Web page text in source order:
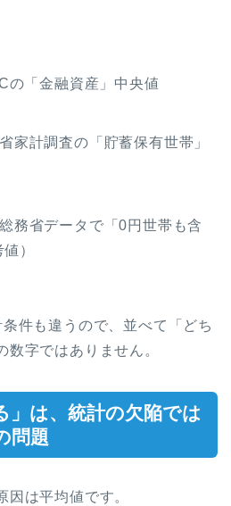
の「金融資産」中央値
家計調査の「貯蓄保有世帯」
務省データで「0円世帯も含
）
件も違うので、並べて「どち
数字ではありません。
」は、統計の欠陥では
問題
因は平均値です。